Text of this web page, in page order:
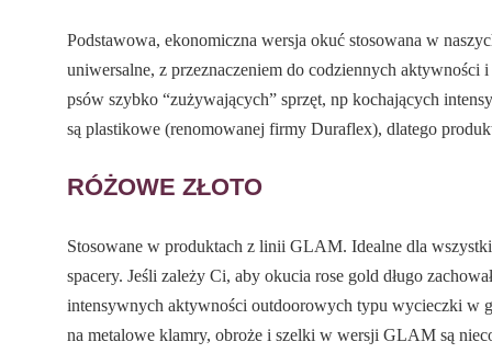
Podstawowa, ekonomiczna wersja okuć stosowana w
uniwersalne, z przeznaczeniem do codziennych aktywności
psów szybko “zużywających” sprzęt, np kochających
są plastikowe (renomowanej firmy Duraflex), dlatego
RÓŻOWE ZŁOTO
Stosowane w produktach z linii GLAM. Idealne dla
spacery. Jeśli zależy Ci, aby okucia rose gold długo
intensywnych aktywności outdoorowych typu wycieczki w
na metalowe klamry, obroże i szelki w wersji GLAM są